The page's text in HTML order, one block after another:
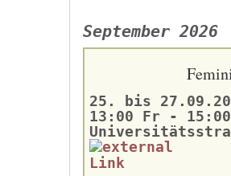
September 2026
25. bis
13:00 Fr - 15:00